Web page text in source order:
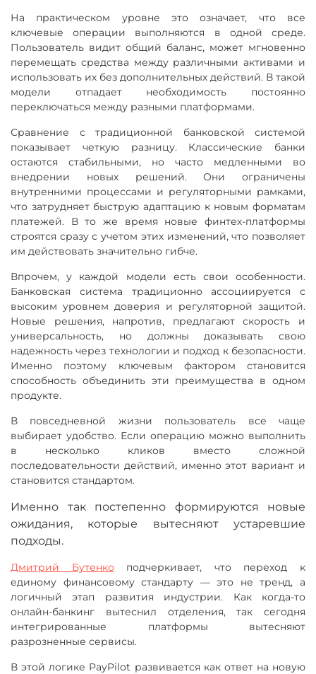
На практическом уровне это означает, что все
ключевые операции выполняются в одной среде.
Пользователь видит общий баланс, может мгновенно
перемещать средства между различными активами и
использовать их без дополнительных действий. В такой
модели отпадает необходимость постоянно
переключаться между разными платформами.
Сравнение с традиционной банковской системой
показывает четкую разницу. Классические банки
остаются стабильными, но часто медленными во
внедрении новых решений. Они ограничены
внутренними процессами и регуляторными рамками,
что затрудняет быструю адаптацию к новым форматам
платежей. В то же время новые финтех-платформы
строятся сразу с учетом этих изменений, что позволяет
им действовать значительно гибче.
Впрочем, у каждой модели есть свои особенности.
Банковская система традиционно ассоциируется с
высоким уровнем доверия и регуляторной защитой.
Новые решения, напротив, предлагают скорость и
универсальность, но должны доказывать свою
надежность через технологии и подход к безопасности.
Именно поэтому ключевым фактором становится
способность объединить эти преимущества в одном
продукте.
В повседневной жизни пользователь все чаще
выбирает удобство. Если операцию можно выполнить
в несколько кликов вместо сложной
последовательности действий, именно этот вариант и
становится стандартом.
Именно так постепенно формируются новые
ожидания, которые вытесняют устаревшие
подходы.
Дмитрий Бутенкоподчеркивает, что переход к
единому финансовому стандарту — это не тренд, а
логичный этап развития индустрии. Как когда-то
онлайн-банкинг вытеснил отделения, так сегодня
интегрированные платформы вытесняют
разрозненные сервисы.
В этой логике PayPilot развивается как ответ на новую